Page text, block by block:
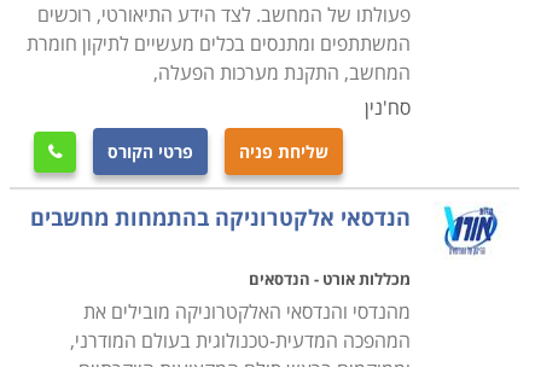
פעולתו של המחשב. לצד הידע התיאורטי, רוכשים
המשתתפים ומתנסים בכלים מעשיים לתיקון חומרת
המחשב, התקנת מערכות הפעלה,
סח'נין
שליחת פניה פרטי הקורס 
הנדסאי אלקטרוניקה בהתמחות מחשבים
מכללות אורט - הנדסאים
מהנדסי והנדסאי האלקטרוניקה מובילים את
המהפכה המדעית-טכנולוגית בעולם המודרני,